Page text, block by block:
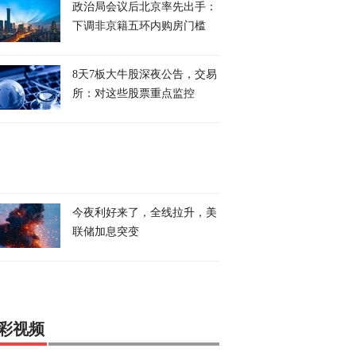
政治局会议后北京率先出手：
下调非京籍五环内购房门槛
8天7板大牛股深夜公告，交易
所：对这些股票重点监控
今夜利好来了，全线拉升，美
联储加息突变
视频